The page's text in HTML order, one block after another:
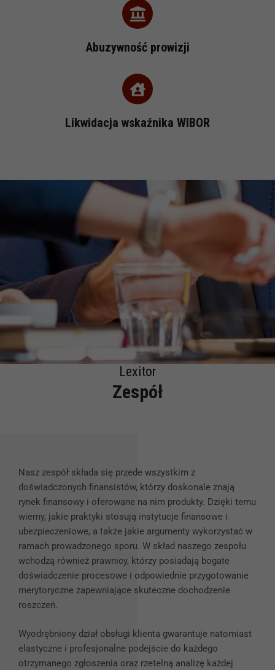
Abuzywność prowizji
Likwidacja wskaźnika WIBOR
Lexitor
Zespół
Nasz zespół składa się przede wszystkim z
doświadczonych finansistów, którzy doskonale znają
rynek finansowy i oferowane na nim produkty. Dzięki temu
wiemy, jakie praktyki stosują instytucje finansowe i
ubezpieczeniowe, a także jakie argumenty wykorzystać w
ramach prowadzonego sporu. W skład naszego zespołu
wchodzą również prawnicy, którzy posiadają bogate
doświadczenie procesowe i odpowiednie przygotowanie
merytoryczne zapewniające skuteczne dochodzenie
roszczeń.
Wyodrębniony dział obsługi klienta gwarantuje natomiast
elastyczne i profesjonalne podejście do każdego
otrzymanego zgłoszenia oraz rzetelną analizę każdej
Konieczne
Te pliki cookie